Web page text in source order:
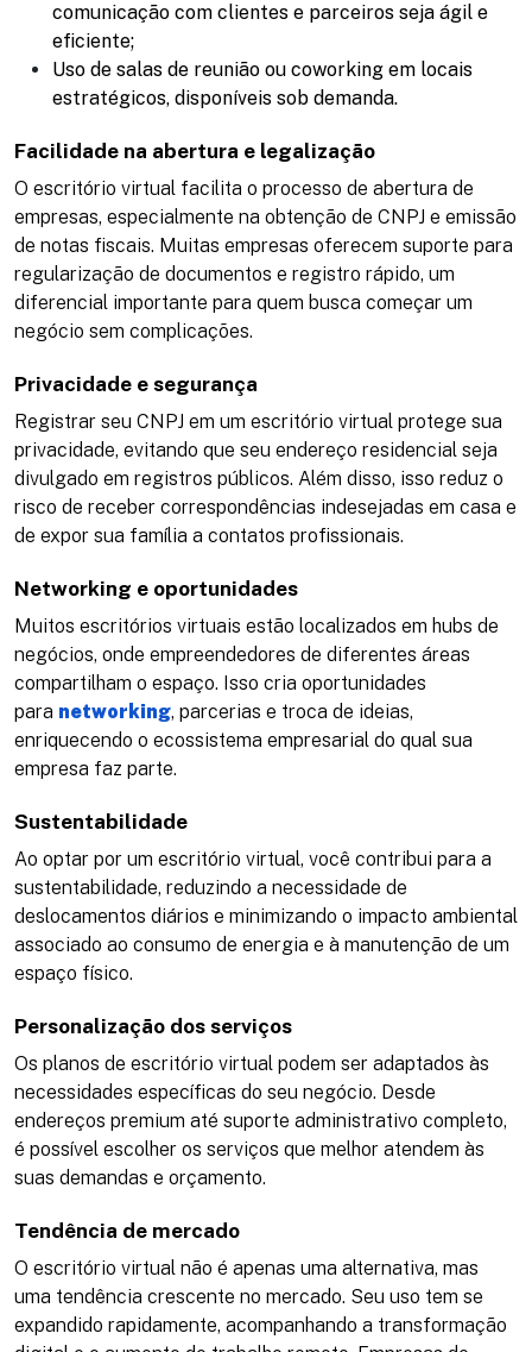
comunicação com clientes e parceiros seja ágil e
eficiente;
Uso de salas de reunião ou coworking em locais
estratégicos, disponíveis sob demanda​.
Facilidade na abertura e legalização
O escritório virtual facilita o processo de abertura de
empresas, especialmente na obtenção de CNPJ e emissão
de notas fiscais. Muitas empresas oferecem suporte para
regularização de documentos e registro rápido, um
diferencial importante para quem busca começar um
negócio sem complicações​.
Privacidade e segurança
Registrar seu CNPJ em um escritório virtual protege sua
privacidade, evitando que seu endereço residencial seja
divulgado em registros públicos. Além disso, isso reduz o
risco de receber correspondências indesejadas em casa e
de expor sua família a contatos profissionais​.
Networking e oportunidades
Muitos escritórios virtuais estão localizados em hubs de
negócios, onde empreendedores de diferentes áreas
compartilham o espaço. Isso cria oportunidades
para networking, parcerias e troca de ideias,
enriquecendo o ecossistema empresarial do qual sua
empresa faz parte​.
Sustentabilidade
Ao optar por um escritório virtual, você contribui para a
sustentabilidade, reduzindo a necessidade de
deslocamentos diários e minimizando o impacto ambiental
associado ao consumo de energia e à manutenção de um
espaço físico​.
Personalização dos serviços
Os planos de escritório virtual podem ser adaptados às
necessidades específicas do seu negócio. Desde
endereços premium até suporte administrativo completo,
é possível escolher os serviços que melhor atendem às
suas demandas e orçamento​.
Tendência de mercado
O escritório virtual não é apenas uma alternativa, mas
uma tendência crescente no mercado. Seu uso tem se
expandido rapidamente, acompanhando a transformação